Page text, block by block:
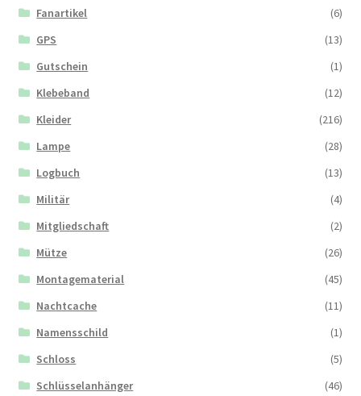
Fanartikel
(6)
GPS
(13)
Gutschein
(1)
Klebeband
(12)
Kleider
(216)
Lampe
(28)
Logbuch
(13)
Militär
(4)
Mitgliedschaft
(2)
Mütze
(26)
Montagematerial
(45)
Nachtcache
(11)
Namensschild
(1)
Schloss
(5)
Schlüsselanhänger
(46)